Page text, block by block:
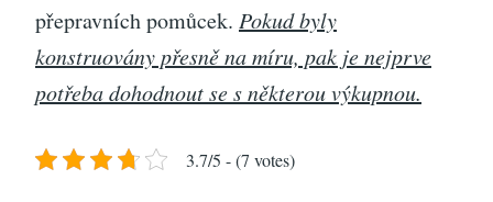
přepravních pomůcek. Pokud byly
konstruovány přesně na míru, pak je nejprve
potřeba dohodnout se s některou výkupnou.
3.7/5 - (7 votes)